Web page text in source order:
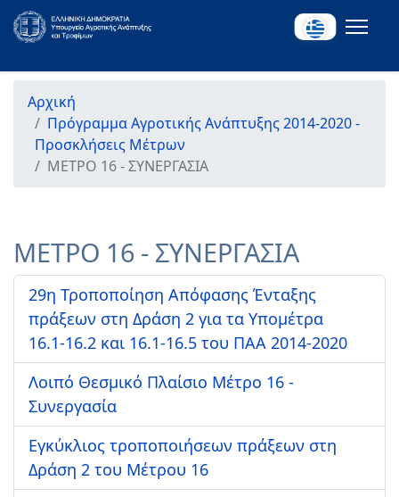
Αρχική
Πρόγραμμα Αγροτικής Ανάπτυξης 2014-2020 -
Προσκλήσεις Μέτρων
ΜΕΤΡΟ 16 - ΣΥΝΕΡΓΑΣΙΑ
ΜΕΤΡΟ 16 - ΣΥΝΕΡΓΑΣΙΑ
29η Τροποποίηση Απόφασης Ένταξης
πράξεων στη Δράση 2 για τα Υπομέτρα
16.1-16.2 και 16.1-16.5 του ΠΑΑ 2014-2020
Λοιπό Θεσμικό Πλαίσιο Μέτρο 16 -
Συνεργασία
Εγκύκλιος τροποποιήσεων πράξεων στη
Δράση 2 του Μέτρου 16